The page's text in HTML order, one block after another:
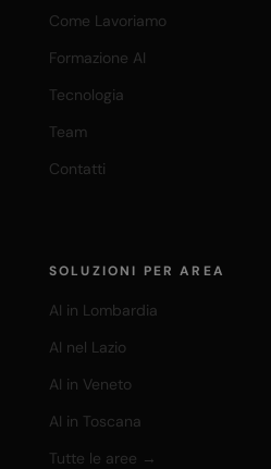
Come Lavoriamo
Formazione AI
Tecnologia
Team
Contatti
SOLUZIONI PER AREA
AI in Lombardia
AI nel Lazio
AI in Veneto
AI in Toscana
Tutte le aree →